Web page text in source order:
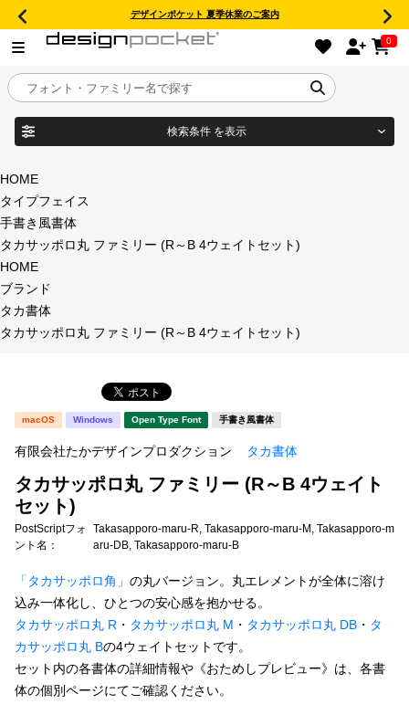
デザインポケット 夏季休業のご案内
0
目的別フォントガイド
特集
年間ライセンス商品
新着一覧
カート
マイページ
お気に入り
ご利用ガイド
検索条件 を表示
商品名
フォント形式
タイプフェイス
明朝体
角ゴシック
教科書体 行書体
草書体 勘亭流
江戸文字 デザイン毛筆
すべてを表示
HOME
タイプフェイス
手書き風書体
タカサッポロ丸 ファミリー (R～B 4ウェイトセット)
HOME
ブランド
タカ書体
タカサッポロ丸 ファミリー (R～B 4ウェイトセット)
macOS Windows Open Type Font 手書き風書体
有限会社たかデザインプロダクション タカ書体
タカサッポロ丸 ファミリー (R～B 4ウェイト
セット)
PostScriptフォ
ント名：
Takasapporo-maru-R, Takasapporo-maru-M, Takasapporo-m
aru-DB, Takasapporo-maru-B
「タカサッポロ角」 の丸バージョン。丸エレメントが全体に溶け
込み一体化し、ひとつの安心感を抱かせる。
タカサッポロ丸 R ・ タカサッポロ丸 M ・ タカサッポロ丸 DB ・ タ
カサッポロ丸 Bの4ウェイトセットです。
セット内の各書体の詳細情報や《おためしプレビュー》は、各書
体の個別ページにてご確認ください。